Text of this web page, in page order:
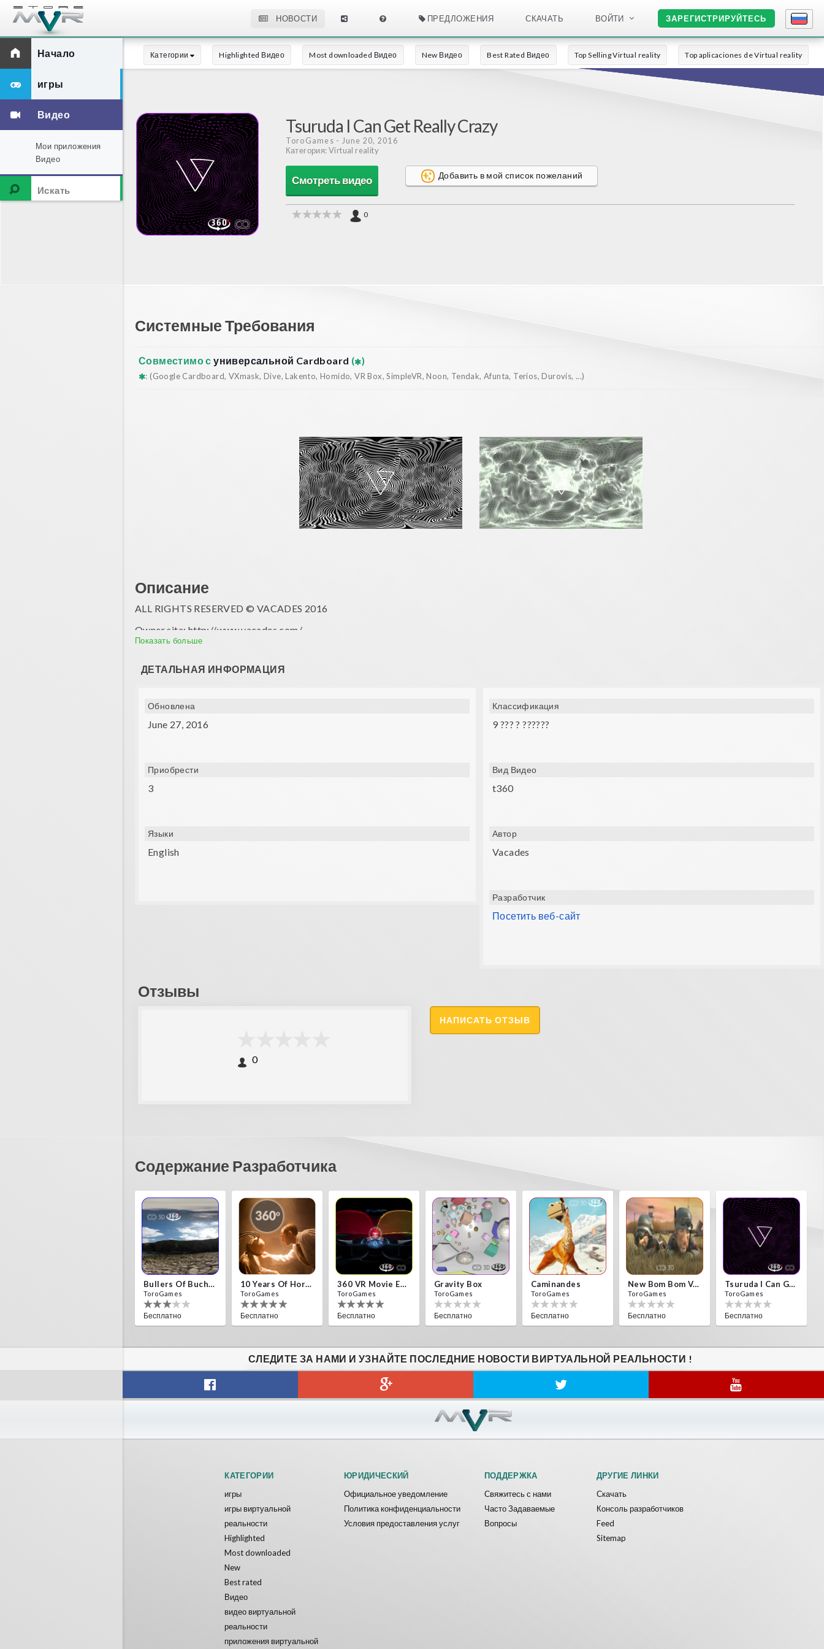
НОВОСТИ ПРЕДЛОЖЕНИЯ СКАЧАТЬ ВОЙТИ ЗАРЕГИСТРИРУЙТЕСЬ
Начало
игры
Видео
Мои приложения
Видео
Категории Highlighted Видео Most downloaded Видео New Видео Best Rated Видео Top Selling Virtual reality Top aplicaciones de Virtual reality
Tsuruda I Can Get Really Crazy
ToroGames - June 20, 2016
Категория: Virtual reality
Смотреть видео Добавить в мой список пожеланий
0
Системные Требования
Совместимо суниверсальной Cardboard ( )
: (Google Cardboard, VXmask, Dive, Lakento, Homido, VR Box, SimpleVR, Noon, Tendak, Afunta, Terios, Durovis, ...)
Описание
ALL RIGHTS RESERVED © VACADES 2016
Owner site: http://www.vacades.com/
Показать больше
ДЕТАЛЬНАЯ ИНФОРМАЦИЯ
Обновлена
June 27, 2016
Приобрести
3
Языки
English
Классификация
9 ??? ? ??????
Вид Видео
t360
Автор
Vacades
Разработчик
Посетить веб-сайт
Отзывы
0
НАПИСАТЬ ОТЗЫВ
Содержание Разработчика
Bullers Of Buchan Aberdeen
ToroGames
Бесплатно
10 Years Of Horror Nights
ToroGames
Бесплатно
360 VR Movie Experience
ToroGames
Бесплатно
Gravity Box
ToroGames
Бесплатно
Caminandes
ToroGames
Бесплатно
New Bom Bom Vr SBS 2020
ToroGames
Бесплатно
Tsuruda I Can Get Really Crazy
ToroGames
Бесплатно
СЛЕДИТЕ ЗА НАМИ И УЗНАЙТЕ ПОСЛЕДНИЕ НОВОСТИ ВИРТУАЛЬНОЙ РЕАЛЬНОСТИ !
КАТЕГОРИИ
игры
игры виртуальной
реальности
Highlighted
Most downloaded
New
Best rated
Видео
видео виртуальной
реальности
приложения виртуальной
ЮРИДИЧЕСКИЙ
Официальное уведомление
Политика конфиденциальности
Условия предоставления услуг
ПОДДЕРЖКА
Свяжитесь с нами
Часто Задаваемые
Вопросы
ДРУГИЕ ЛИНКИ
Скачать
Консоль разработчиков
Feed
Sitemap